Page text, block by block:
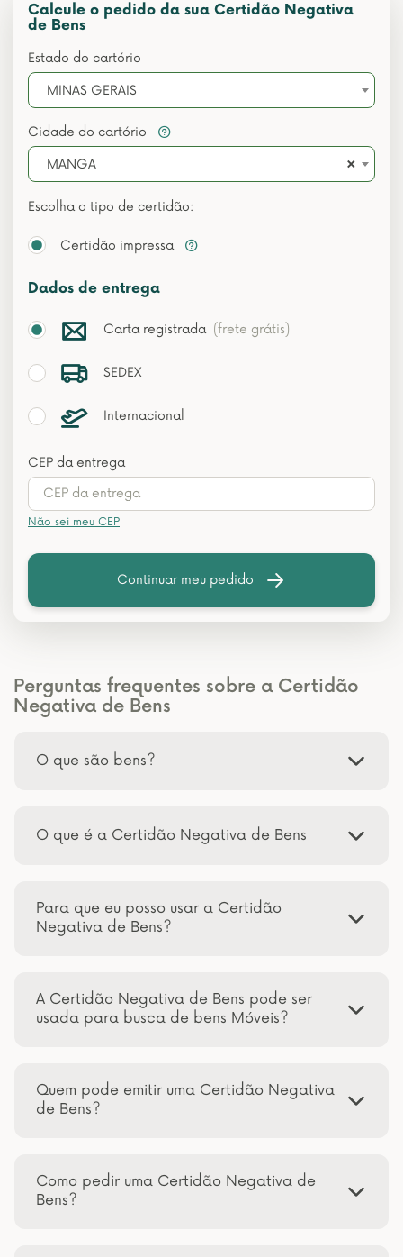
Calcule o pedido da sua Certidão Negativa
de Bens
Estado do cartório
MINAS GERAIS
Cidade do cartório
×
MANGA
Escolha o tipo de certidão:
Certidão impressa
Dados de entrega
Carta registrada (frete grátis)
SEDEX
Internacional
CEP da entrega
Não sei meu CEP
Continuar meu pedido
Perguntas frequentes sobre a Certidão
Negativa de Bens
O que são bens?
O que é a Certidão Negativa de Bens
Para que eu posso usar a Certidão
Negativa de Bens?
A Certidão Negativa de Bens pode ser
usada para busca de bens Móveis?
Quem pode emitir uma Certidão Negativa
de Bens?
Como pedir uma Certidão Negativa de
Bens?